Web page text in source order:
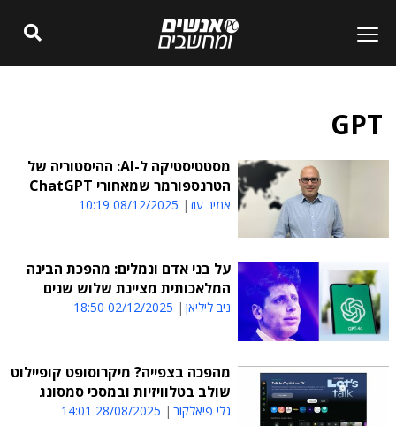
GPT
מסטטיסטיקה ל-AI: ההיסטוריה של
הטרנספורמר שמאחורי ChatGPT
אמיר עוז 08/12/2025 10:19
על בני אדם ונמלים: מהפכת הבינה
המלאכותית מציינת שלוש שנים
ניב ליליאן 02/12/2025 18:50
מהפכה בצפייה? מיקרוסופט קופיילוט
שולב בטלוויזיות ובמסכי סמסונג
גלי פיאלקוב 28/08/2025 14:01